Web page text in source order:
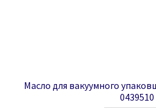
Масло для вакуумного
0439510